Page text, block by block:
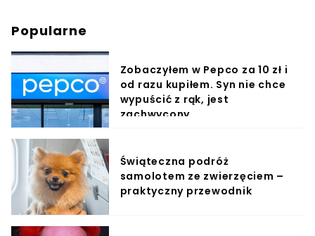
Popularne
Zobaczyłem w Pepco za 10 zł i
od razu kupiłem. Syn nie chce
wypuścić z rąk, jest
zachwycony
Świąteczna podróż
samolotem ze zwierzęciem –
praktyczny przewodnik